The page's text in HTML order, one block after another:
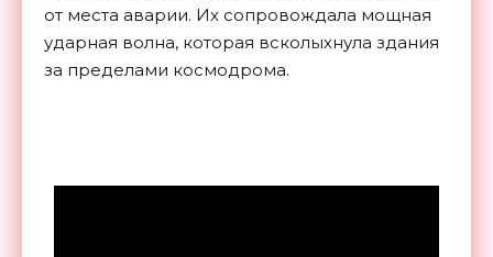
от места аварии. Их сопровождала мощная
ударная волна, которая всколыхнула здания
за пределами космодрома.